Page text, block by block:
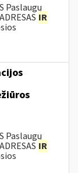
Paslaugų
IR
Paslaugų
IR